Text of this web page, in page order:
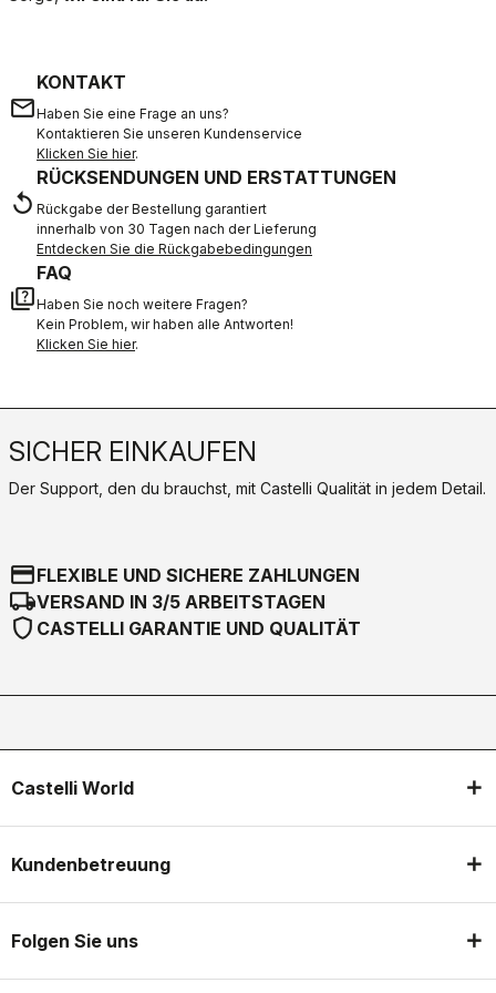
email
KONTAKT
Haben Sie eine Frage an uns?
Kontaktieren Sie unseren Kundenservice
Klicken Sie hier.
replay
RÜCKSENDUNGEN UND ERSTATTUNGEN
Rückgabe der Bestellung garantiert
innerhalb von 30 Tagen nach der Lieferung
Entdecken Sie die Rückgabebedingungen
quiz
FAQ
Haben Sie noch weitere Fragen?
Kein Problem, wir haben alle Antworten!
Klicken Sie hier.
SICHER EINKAUFEN
Der Support, den du brauchst, mit Castelli Qualität in jedem Detail.
credit_cardFLEXIBLE UND SICHERE ZAHLUNGEN
local_shippingVERSAND IN 3/5 ARBEITSTAGEN
shield CASTELLI GARANTIE UND QUALITÄT
Castelli World
Kundenbetreuung
Folgen Sie uns